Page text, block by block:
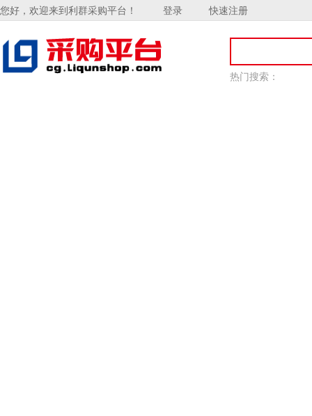
您好，欢迎来到利群采购平台！ 登录 快速注册
热门搜索：